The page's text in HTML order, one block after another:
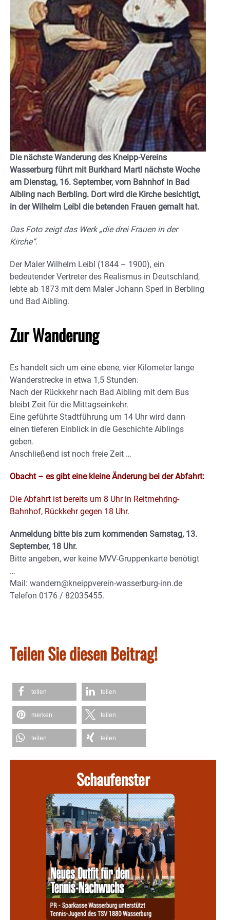
Die nächste Wanderung des Kneipp-Vereins
Wasserburg führt mit Burkhard Martl nächste Woche
am Dienstag, 16. September, vom Bahnhof in Bad
Aibling nach Berbling. Dort wird die Kirche besichtigt,
in der Wilhelm Leibl die betenden Frauen gemalt hat.
Das Foto zeigt das Werk „die drei Frauen in der
Kirche“.
Der Maler Wilhelm Leibl (1844 – 1900), ein
bedeutender Vertreter des Realismus in Deutschland,
lebte ab 1873 mit dem Maler Johann Sperl in Berbling
und Bad Aibling.
Zur Wanderung
Es handelt sich um eine ebene, vier Kilometer lange
Wanderstrecke in etwa 1,5 Stunden.
Nach der Rückkehr nach Bad Aibling mit dem Bus
bleibt Zeit für die Mittagseinkehr.
Eine geführte Stadtführung um 14 Uhr wird dann
einen tieferen Einblick in die Geschichte Aiblings
geben.
Anschließend ist noch freie Zeit …
Obacht – es gibt eine kleine Änderung bei der Abfahrt:
Die Abfahrt ist bereits um 8 Uhr in Reitmehring-
Bahnhof, Rückkehr gegen 18 Uhr.
Anmeldung bitte bis zum kommenden Samstag, 13.
September, 18 Uhr.
Bitte angeben, wer keine MVV-Gruppenkarte benötigt
…
Mail: wandern@kneippverein-wasserburg-inn.de
Telefon 0176 / 82035455.
Teilen Sie diesen Beitrag!
teilen teilen
merken teilen
teilen teilen
Schaufenster